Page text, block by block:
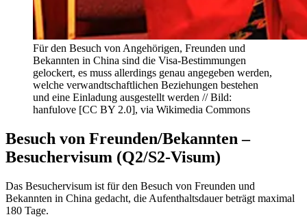
Für den Besuch von Angehörigen, Freunden und
Bekannten in China sind die Visa-Bestimmungen
gelockert, es muss allerdings genau angegeben werden,
welche verwandtschaftlichen Beziehungen bestehen
und eine Einladung ausgestellt werden // Bild:
hanfulove [CC BY 2.0], via Wikimedia Commons
Besuch von Freunden/Bekannten –
Besuchervisum (Q2/S2-Visum)
Das Besuchervisum ist für den Besuch von Freunden und
Bekannten in China gedacht, die Aufenthaltsdauer beträgt maximal
180 Tage.